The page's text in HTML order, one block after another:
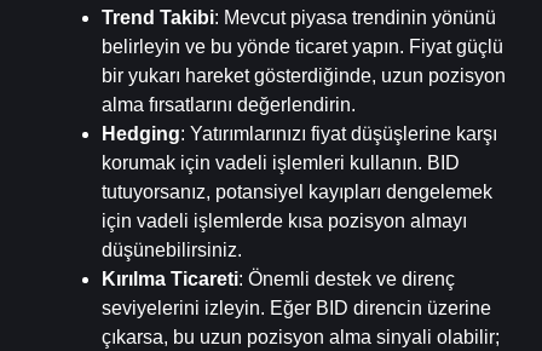
Trend Takibi: Mevcut piyasa trendinin yönünü
belirleyin ve bu yönde ticaret yapın. Fiyat güçlü
bir yukarı hareket gösterdiğinde, uzun pozisyon
alma fırsatlarını değerlendirin.
Hedging: Yatırımlarınızı fiyat düşüşlerine karşı
korumak için vadeli işlemleri kullanın. BID
tutuyorsanız, potansiyel kayıpları dengelemek
için vadeli işlemlerde kısa pozisyon almayı
düşünebilirsiniz.
Kırılma Ticareti: Önemli destek ve direnç
seviyelerini izleyin. Eğer BID direncin üzerine
çıkarsa, bu uzun pozisyon alma sinyali olabilir;